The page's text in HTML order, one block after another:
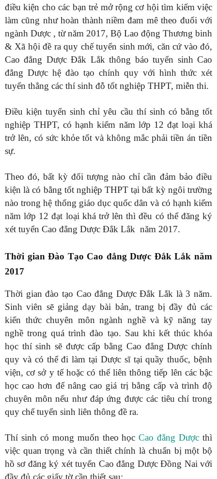
điều kiện cho các bạn trẻ mở rộng cơ hội tìm kiếm việc
làm cũng như hoàn thành niềm đam mê theo đuổi với
ngành Dược , từ năm 2017, Bộ Lao động Thương binh
& Xã hội đề ra quy chế tuyển sinh mới, căn cứ vào đó,
Cao đẳng Dược Đắk Lắk thông báo tuyển sinh Cao
đẳng Dược hệ đào tạo chính quy với hình thức xét
tuyển thẳng các thí sinh đỗ tốt nghiệp THPT, miễn thi.
Điều kiện tuyển sinh chỉ yêu cầu thí sinh có bằng tốt
nghiệp THPT, có hạnh kiểm năm lớp 12 đạt loại khá
trở lên, có sức khỏe tốt và không mắc phải tiền án tiền
sự.
Theo đó, bất kỳ đối tượng nào chỉ cần đảm bảo điều
kiện là có bằng tốt nghiệp THPT tại bất kỳ ngôi trường
nào trong hệ thống giáo dục quốc dân và có hạnh kiểm
năm lớp 12 đạt loại khá trở lên thì đều có thể đăng ký
xét tuyển Cao đẳng Dược Đắk Lắk năm 2017.
Thời gian Đào Tạo Cao đẳng Dược Đắk Lắk năm
2017
Thời gian đào tạo Cao đẳng Dược Đắk Lắk là 3 năm.
Sinh viên sẽ giảng dạy bài bản, trang bị đầy đủ các
kiến thức chuyên môn ngành nghề và kỹ năng tay
nghề trong quá trình đào tạo. Sau khi kết thúc khóa
học thí sinh sẽ được cấp bằng Cao đẳng Dược chính
quy và có thể đi làm tại Dược sĩ tại quầy thuốc, bệnh
viện, cơ sở y tế hoặc có thể liên thông tiếp lên các bậc
học cao hơn để nâng cao giá trị bằng cấp và trình độ
chuyên môn nếu như đáp ứng được các tiêu chí trong
quy chế tuyển sinh liên thông đề ra.
Thí sinh có mong muốn theo họcCao đẳng Dược thì
việc quan trọng và cần thiết chính là chuẩn bị một bộ
hồ sơ đăng ký xét tuyển Cao đẳng Dược Đồng Nai với
đầy đủ các giấy tờ cần thiết sau: